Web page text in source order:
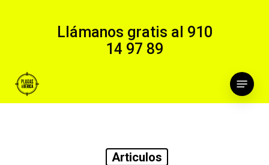
Llámanos gratis al 910
14 97 89
Menu
Articulos